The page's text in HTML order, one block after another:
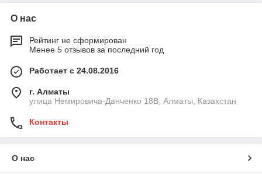
О нас
Рейтинг не сформирован
Менее 5 отзывов за последний год
Работает с 24.08.2016
г. Алматы
улица Немировича-Данченко 18В, Алматы, Казахстан
Контакты
О нас